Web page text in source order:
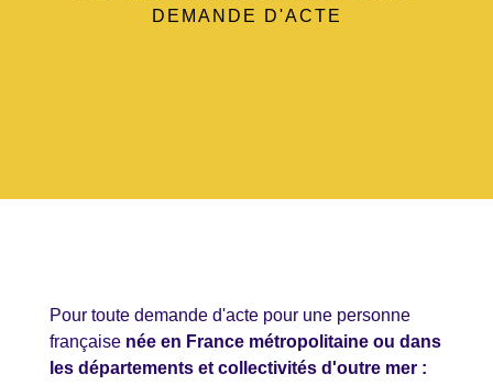
DEMANDE D'ACTE
Pour toute demande d'acte pour une personne
française née en France métropolitaine ou dans
les départements et collectivités d'outre mer :